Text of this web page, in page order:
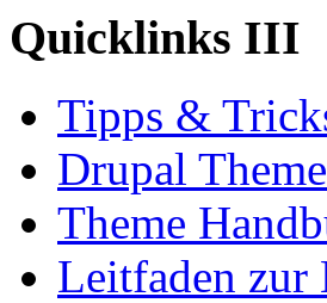
Quicklinks III
Tipps &
Drupal
Theme
Leitfaden